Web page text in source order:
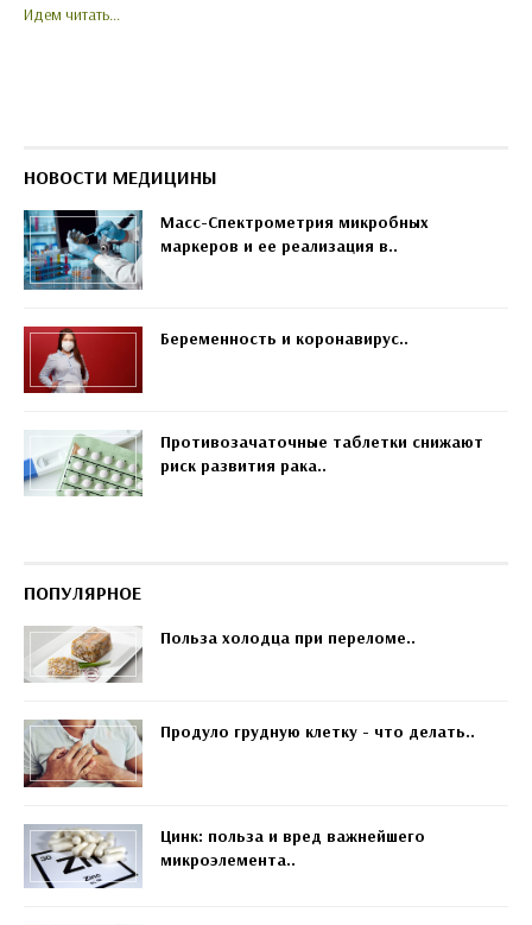
Идем читать...
НОВОСТИ МЕДИЦИНЫ
Масс-Спектрометрия микробных
маркеров и ее реализация в..
Беременность и коронавирус..
Противозачаточные таблетки снижают
риск развития рака..
ПОПУЛЯРНОЕ
Польза холодца при переломе..
Продуло грудную клетку - что делать..
Цинк: польза и вред важнейшего
микроэлемента..